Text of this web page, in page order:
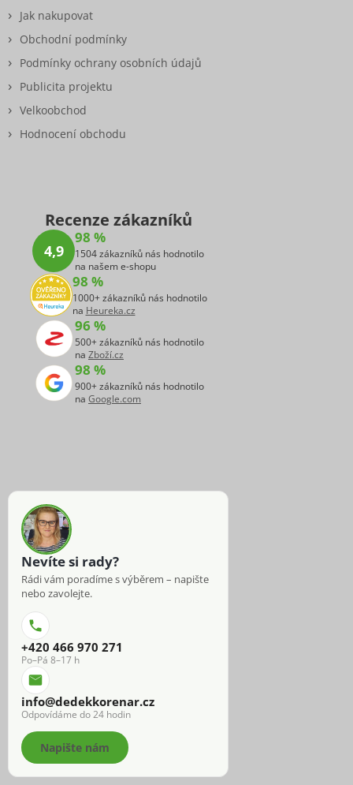
Jak nakupovat
Obchodní podmínky
Podmínky ochrany osobních údajů
Publicita projektu
Velkoobchod
Hodnocení obchodu
Recenze zákazníků
4,9
98 %
1504 zákazníků nás hodnotilo
na našem e-shopu
98 %
1000+ zákazníků nás hodnotilo
na Heureka.cz
96 %
500+ zákazníků nás hodnotilo
na Zboží.cz
98 %
900+ zákazníků nás hodnotilo
na Google.com
Nevíte si rady?
Rádi vám poradíme s výběrem – napište
nebo zavolejte.
+420 466 970 271
Po–Pá 8–17 h
info@dedekkorenar.cz
Odpovídáme do 24 hodin
Napište nám